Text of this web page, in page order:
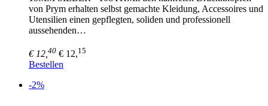
von Prym erhalten selbst gemachte Kleidung, Accessoires und
Utensilien einen gepflegten, soliden und professionell
aussehenden…
€ 12, 40 € 12,15
Bestellen
-2%